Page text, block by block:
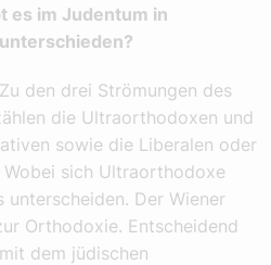
es im Judentum in
Zu den drei Strömungen des
die Ultraorthodoxen und
sowie die Liberalen oder
sich Ultraorthodoxe
Der Wiener
Orthodoxie. Entscheidend
dem jüdischen